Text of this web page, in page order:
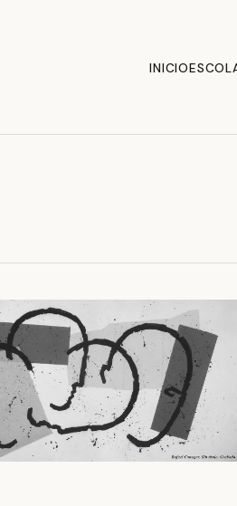
INICIO